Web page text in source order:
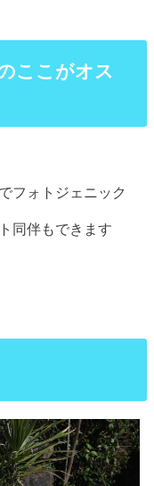
ここがオス
フォトジェニック
同伴もできます